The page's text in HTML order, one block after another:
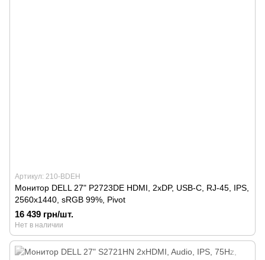
Артикул: 210-BDEH
Монитор DELL 27" P2723DE HDMI, 2xDP, USB-C, RJ-45, IPS,
2560x1440, sRGB 99%, Pivot
16 439 грн/шт.
Нет в наличии